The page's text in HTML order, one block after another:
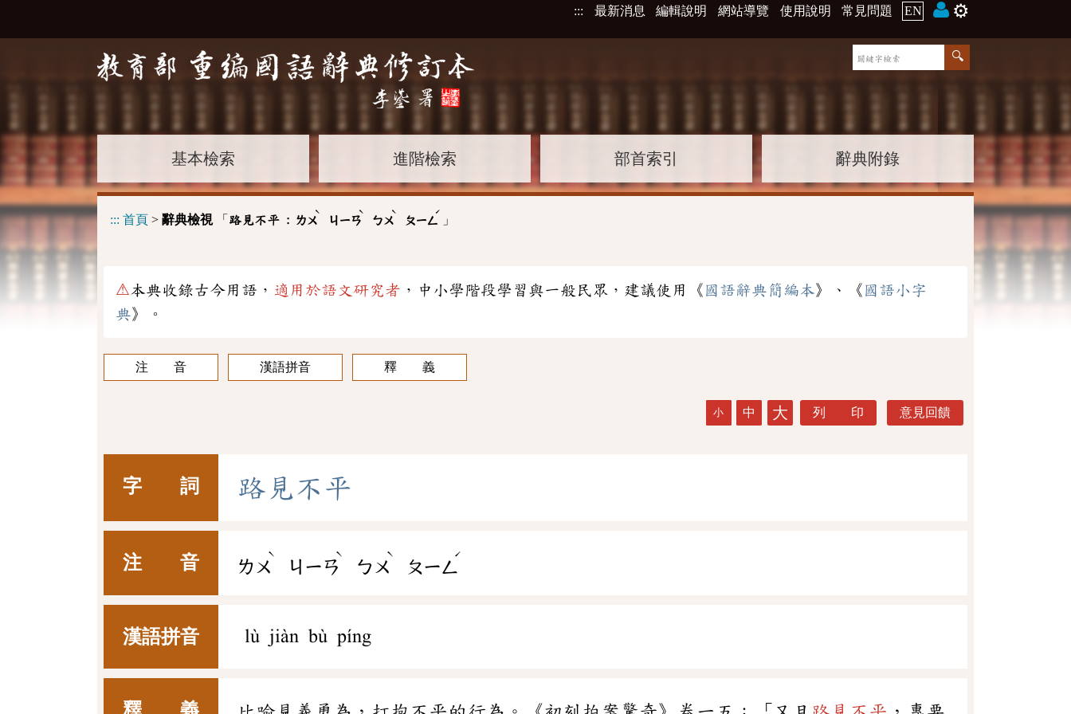
::: 最新消息 編輯說明 網站導覽 使用說明 常見問題 EN ⚙️
基本檢索 進階檢索 部首索引 辭典附錄
::: 首頁 > 辭典檢視「 路見不平 : ㄌㄨ
ˋ
ㄐㄧㄢ
ˋ
ㄅㄨ
ˋ
ㄆㄧㄥ
ˊ
」
⚠本典收錄古今用語， 適用於語文研究者 ，中小學階段學習與一般民眾，建議使用《 國語辭典簡編本》、《 國語小字
典》。
注 音 漢語拼音 釋 義
小 中 大 列 印 意見回饋
字 詞 路 見不 平
注 音 ㄌㄨ
ˋ
ㄐㄧㄢ
ˋ
ㄅㄨ
ˋ
ㄆㄧㄥ
ˊ
漢語拼音 lù jiàn bù píng